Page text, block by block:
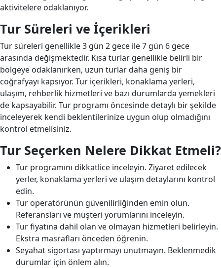
aktivitelere odaklanıyor.
Tur Süreleri ve İçerikleri
Tur süreleri genellikle 3 gün 2 gece ile 7 gün 6 gece
arasında değişmektedir. Kısa turlar genellikle belirli bir
bölgeye odaklanırken, uzun turlar daha geniş bir
coğrafyayı kapsıyor. Tur içerikleri, konaklama yerleri,
ulaşım, rehberlik hizmetleri ve bazı durumlarda yemekleri
de kapsayabilir. Tur programı öncesinde detaylı bir şekilde
inceleyerek kendi beklentilerinize uygun olup olmadığını
kontrol etmelisiniz.
Tur Seçerken Nelere Dikkat Etmeli?
Tur programını dikkatlice inceleyin. Ziyaret edilecek
yerler, konaklama yerleri ve ulaşım detaylarını kontrol
edin.
Tur operatörünün güvenilirliğinden emin olun.
Referansları ve müşteri yorumlarını inceleyin.
Tur fiyatına dahil olan ve olmayan hizmetleri belirleyin.
Ekstra masrafları önceden öğrenin.
Seyahat sigortası yaptırmayı unutmayın. Beklenmedik
durumlar için önlem alın.